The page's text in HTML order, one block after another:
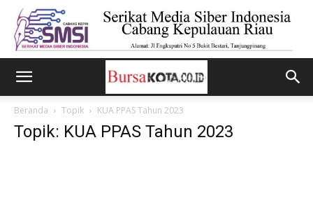
Beranda Topik KUA PPAS Tahun 2023
Topik: KUA PPAS Tahun 2023